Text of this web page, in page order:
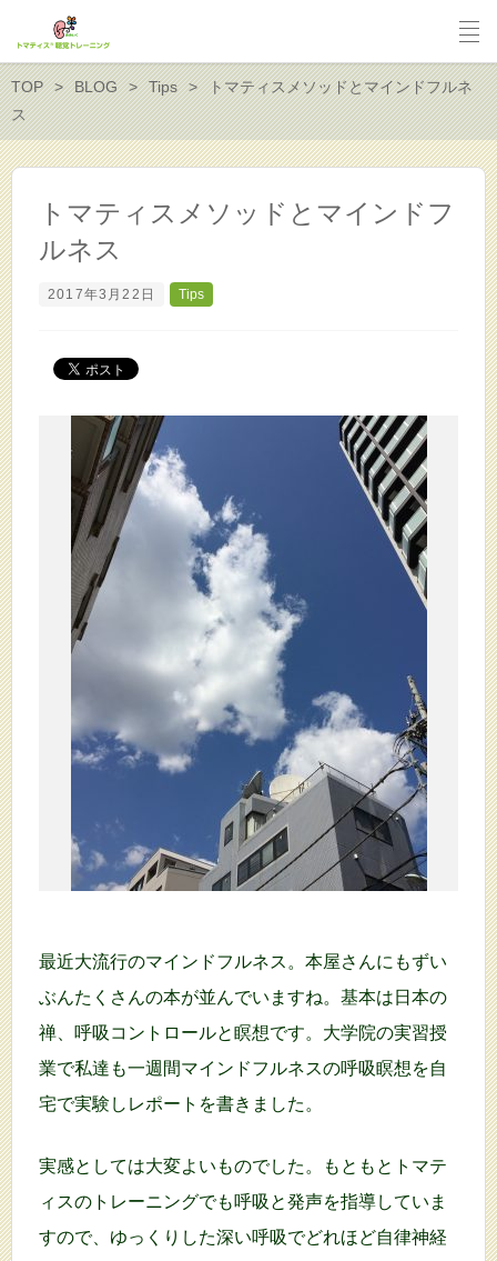
TOP BLOG Tips
トマティスメソッドとマインドフルネ
ス
トマティスメソッドとマインドフ
ルネス
2017年3月22日 Tips
最近大流行のマインドフルネス。本屋さんにもずい
ぶんたくさんの本が並んでいますね。基本は日本の
禅、呼吸コントロールと瞑想です。大学院の実習授
業で私達も一週間マインドフルネスの呼吸瞑想を自
宅で実験しレポートを書きました。
実感としては大変よいものでした。もともとトマテ
ィスのトレーニングでも呼吸と発声を指導していま
すので、ゆっくりした深い呼吸でどれほど自律神経